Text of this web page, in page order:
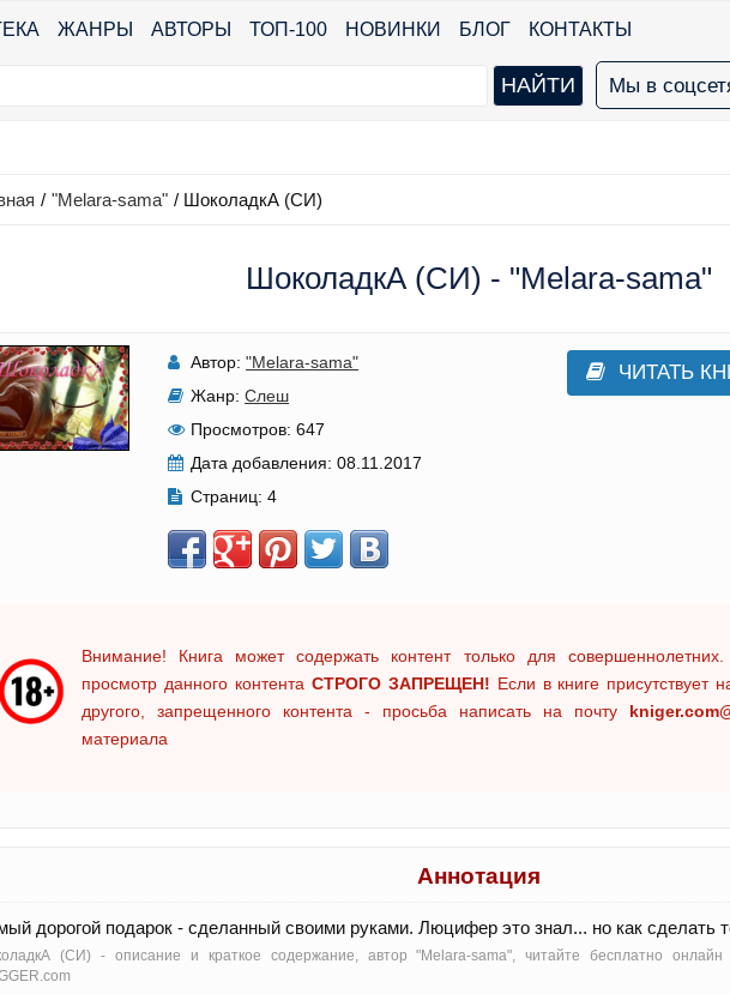
ЖАНРЫ АВТОРЫ ТОП-100 НОВИНКИ БЛОГ КОНТАКТЫ
Мы в
/ "Melara-sama" / ШоколадкА (СИ)
ШоколадкА (СИ) - "Melara-sama"
Автор: "Melara-sama"
Жанр: Слеш
Просмотров: 647
Дата добавления: 08.11.2017
Страниц: 4
ЧИТАТЬ
Внимание! Книга может содержать контент только для
просмотр данного контента СТРОГО ЗАПРЕЩЕН! Если в книге присутствует
другого, запрещенного контента - просьба написать на почту
материала
Аннотация
дорогой подарок - сделанный своими руками. Люцифер это знал... но как сделать
(СИ) - oписание и краткое содержание, автор "Melara-sama", читайте бесплатно онлайн